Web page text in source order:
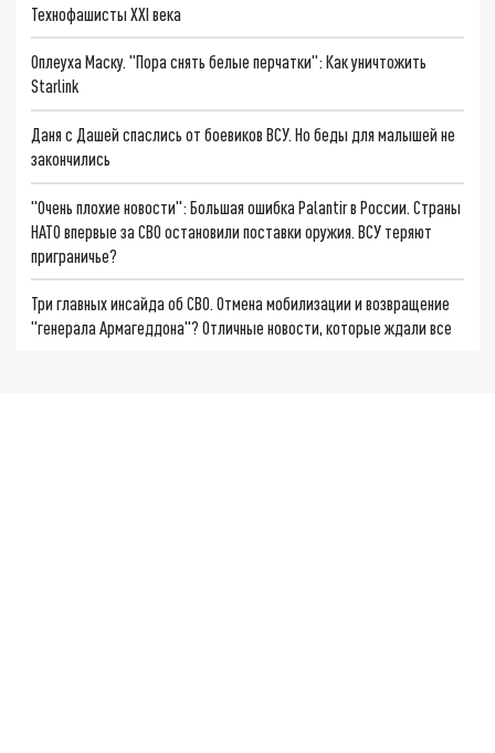
Технофашисты XXI века
Оплеуха Маску. "Пора снять белые перчатки": Как уничтожить
Starlink
Даня с Дашей спаслись от боевиков ВСУ. Но беды для малышей не
закончились
"Очень плохие новости": Большая ошибка Palantir в России. Страны
НАТО впервые за СВО остановили поставки оружия. ВСУ теряют
приграничье?
Три главных инсайда об СВО. Отмена мобилизации и возвращение
"генерала Армагеддона"? Отличные новости, которые ждали все